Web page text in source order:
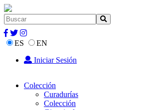
ES
EN
Iniciar Sesión
Colección
Curadurías
Colección